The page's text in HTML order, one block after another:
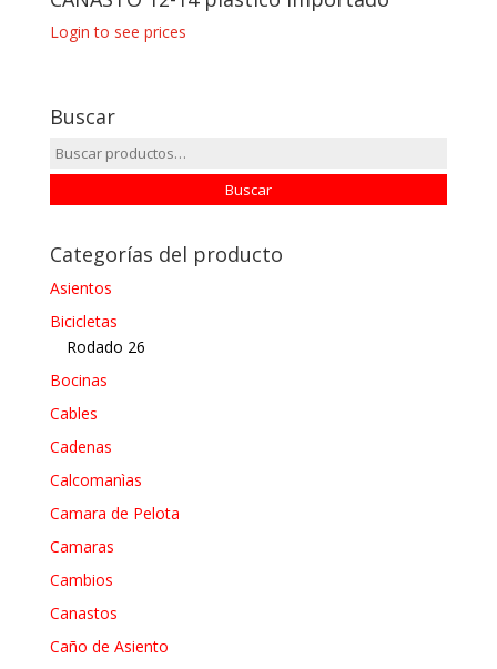
Login to see prices
Buscar
Buscar
por:
Buscar
Categorías del producto
Asientos
Bicicletas
Rodado 26
Bocinas
Cables
Cadenas
Calcomanìas
Camara de Pelota
Camaras
Cambios
Canastos
Caño de Asiento